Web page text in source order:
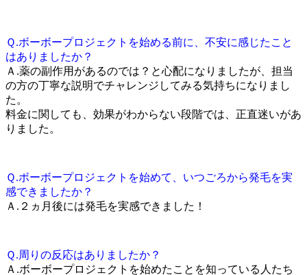
Ｑ.ボーボープロジェクトを始める前に、不安に感じたこと
はありましたか？
Ａ.薬の副作用があるのでは？と心配になりましたが、担当
の方の丁寧な説明でチャレンジしてみる気持ちになりまし
た。
料金に関しても、効果がわからない段階では、正直迷いがあ
りました。
Ｑ.ボーボープロジェクトを始めて、いつごろから発毛を実
感できましたか？
Ａ.２ヵ月後には発毛を実感できました！
Ｑ.周りの反応はありましたか？
Ａ.ボーボープロジェクトを始めたことを知っている人たち